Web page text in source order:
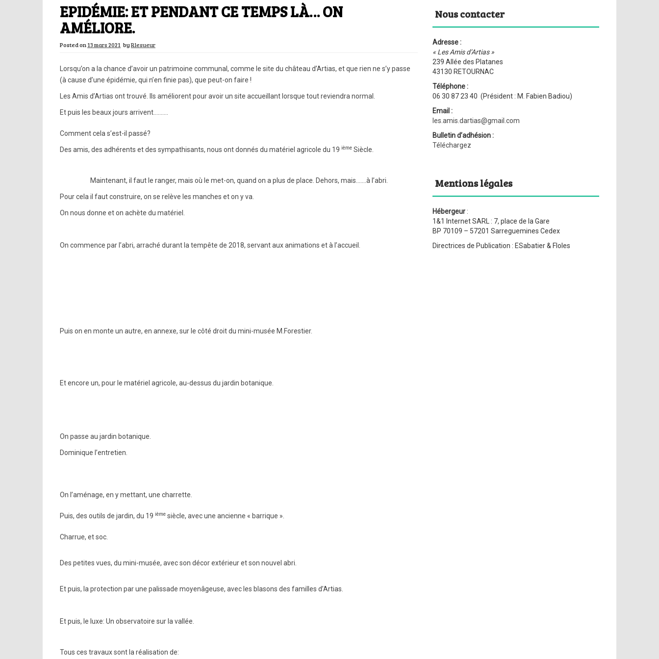
EPIDÉMIE: ET PENDANT CE TEMPS LÀ… ON
AMÉLIORE.
Posted on13 mars 2021 byRlesueur
Lorsqu’on a la chance d’avoir un patrimoine communal, comme le site du château d’Artias, et que rien ne s’y passe
(à cause d’une épidémie, qui n’en finie pas), que peut-on faire !
Les Amis d’Artias ont trouvé. Ils améliorent pour avoir un site accueillant lorsque tout reviendra normal.
Et puis les beaux jours arrivent……….
Comment cela s’est-il passé?
Des amis, des adhérents et des sympathisants, nous ont donnés du matériel agricole du 19 ième Siècle.
Maintenant, il faut le ranger, mais où le met-on, quand on a plus de place. Dehors, mais…….à l’abri.
Pour cela il faut construire, on se relève les manches et on y va.
On nous donne et on achète du matériel.
On commence par l’abri, arraché durant la tempête de 2018, servant aux animations et à l’accueil.
Puis on en monte un autre, en annexe, sur le côté droit du mini-musée M.Forestier.
Et encore un, pour le matériel agricole, au-dessus du jardin botanique.
On passe au jardin botanique.
Dominique l’entretien.
On l’aménage, en y mettant, une charrette.
Puis, des outils de jardin, du 19 ième siècle, avec une ancienne « barrique ».
Charrue, et soc.
Des petites vues, du mini-musée, avec son décor extérieur et son nouvel abri.
Et puis, la protection par une palissade moyenâgeuse, avec les blasons des familles d’Artias.
Et puis, le luxe: Un observatoire sur la vallée.
Tous ces travaux sont la réalisation de:
Nous contacter
Adresse :
« Les Amis d’Artias »
239 Allée des Platanes
43130 RETOURNAC
Téléphone :
06 30 87 23 40 (Président : M. Fabien Badiou)
Email :
les.amis.dartias@gmail.com
Bulletin d’adhésion :
Téléchargez
Mentions légales
Hébergeur :
1&1 Internet SARL : 7, place de la Gare
BP 70109 – 57201 Sarreguemines Cedex
Directrices de Publication : ESabatier & Floles